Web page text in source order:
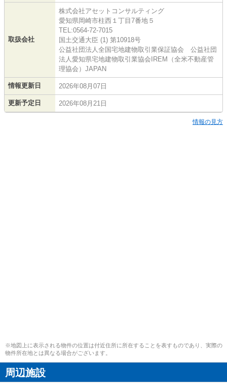
取扱会社
株式会社アセットコンサルティング
愛知県岡崎市柱西１丁目7番地５
TEL:0564-72-7015
国土交通大臣 (1) 第10918号
公益社団法人全国宅地建物取引業保証協会 公益社団
法人愛知県宅地建物取引業協会IREM（全米不動産管
理協会）JAPAN
情報更新日 2026年08月07日
更新予定日 2026年08月21日
情報の見方
※地図上に表示される物件の位置は付近住所に所在することを表すものであり、実際の
物件所在地とは異なる場合がございます。
周辺施設